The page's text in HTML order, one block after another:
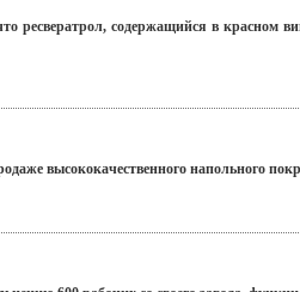
ресвератрол, содержащийся в красном
высококачественного напольного